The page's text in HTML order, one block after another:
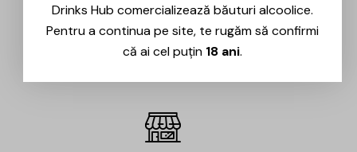
EVENIMENTE
Drinks Hub comercializează băuturi alcoolice.
Pentru a continua pe site, te rugăm să confirmi
că ai cel puțin 18 ani.